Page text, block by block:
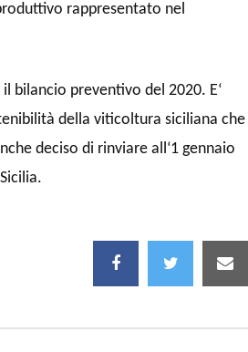
rappresentato nel
bilancio preventivo del 2020. E‘
della viticoltura siciliana che
deciso di rinviare all‘1 gennaio